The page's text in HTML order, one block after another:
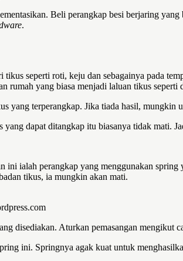
Beli perangkap besi berjaring
.
tikus seperti roti, keju dan sebagainya pada
rumah yang biasa menjadi laluan tikus seperti
yang terperangkap. Jika tiada hasil, mungkin
dapat ditangkap itu biasanya tidak mati.
ini ialah perangkap yang menggunakan
tikus, ia mungkin akan mati.
disediakan. Aturkan pemasangan mengikut
ini. Springnya agak kuat untuk